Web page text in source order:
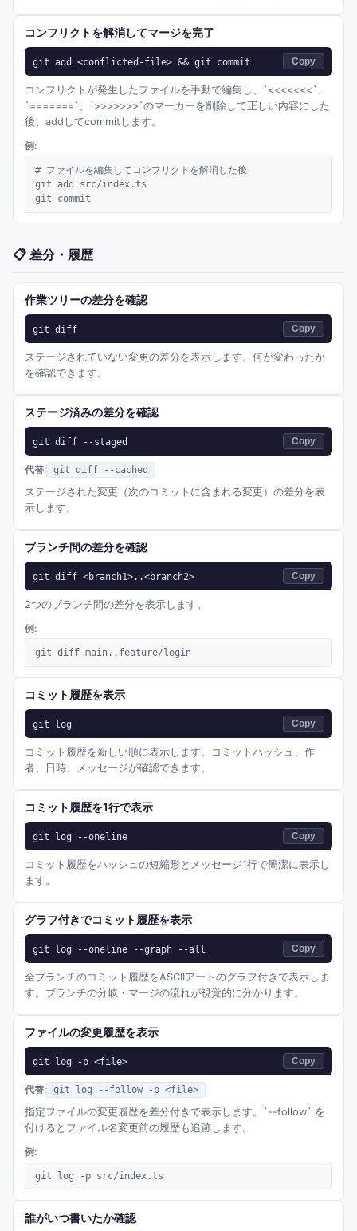
コンフリクトを解消してマージを完了
git add <conflicted-file> && git commit Copy
コンフリクトが発生したファイルを手動で編集し、`<<<<<<<`、
`=======`、`>>>>>>>`のマーカーを削除して正しい内容にした
後、addしてcommitします。
例:
# ファイルを編集してコンフリクトを解消した後
git add src/index.ts
git commit
📋 差分・履歴
作業ツリーの差分を確認
git diff Copy
ステージされていない変更の差分を表示します。何が変わったか
を確認できます。
ステージ済みの差分を確認
git diff --staged Copy
代替: git diff --cached
ステージされた変更（次のコミットに含まれる変更）の差分を表
示します。
ブランチ間の差分を確認
git diff <branch1>..<branch2> Copy
2つのブランチ間の差分を表示します。
例:
git diff main..feature/login
コミット履歴を表示
git log Copy
コミット履歴を新しい順に表示します。コミットハッシュ、作
者、日時、メッセージが確認できます。
コミット履歴を1行で表示
git log --oneline Copy
コミット履歴をハッシュの短縮形とメッセージ1行で簡潔に表示し
ます。
グラフ付きでコミット履歴を表示
git log --oneline --graph --all Copy
全ブランチのコミット履歴をASCIIアートのグラフ付きで表示しま
す。ブランチの分岐・マージの流れが視覚的に分かります。
ファイルの変更履歴を表示
git log -p <file> Copy
代替: git log --follow -p <file>
指定ファイルの変更履歴を差分付きで表示します。`--follow` を
付けるとファイル名変更前の履歴も追跡します。
例:
git log -p src/index.ts
誰がいつ書いたか確認